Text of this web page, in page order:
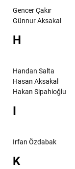
Gencer Çakır
Günnur Aksakal
H
Handan Salta
Hasan Aksakal
Hakan Sipahioğlu
I
Irfan Özdabak
K